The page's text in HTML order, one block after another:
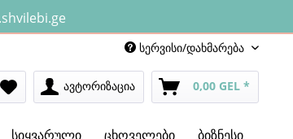
სერვისი/დახმარება
ავტორიზაცია 0,00 GEL *
სიყვარული ცხოველები ბიზნესი